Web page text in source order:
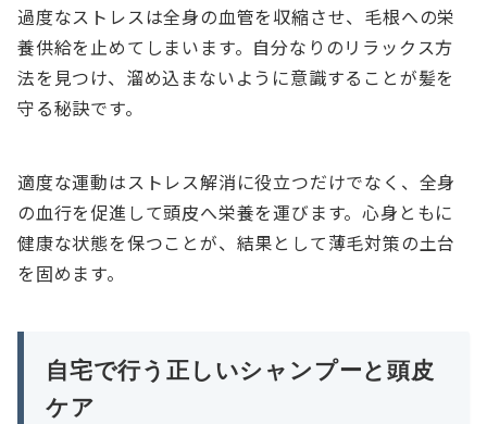
過度なストレスは全身の血管を収縮させ、毛根への栄
養供給を止めてしまいます。自分なりのリラックス方
法を見つけ、溜め込まないように意識することが髪を
守る秘訣です。
適度な運動はストレス解消に役立つだけでなく、全身
の血行を促進して頭皮へ栄養を運びます。心身ともに
健康な状態を保つことが、結果として薄毛対策の土台
を固めます。
自宅で行う正しいシャンプーと頭皮
ケア